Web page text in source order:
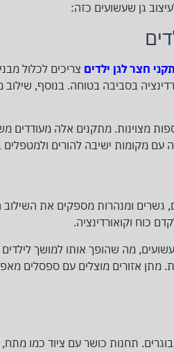
גן שעשועים כזה:
חצר לגן ילדים צריכים לכלול
בסביבה בטוחה. בנוסף,
מצוינות. מתקנים אלה מעודדים
עם מקומות ישיבה להורים
גשרים ומנהרות מספקים את
כוח וקואורדינציה.
מה שהופך אותו למושך
מתן אזורים מוצלים עם ספסלים
תחנות כושר עם ציוד כמו מתח,